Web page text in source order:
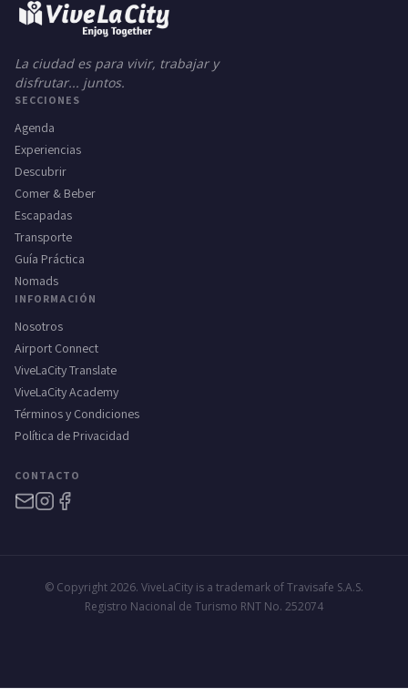
La ciudad es para vivir, trabajar y
disfrutar... juntos.
SECCIONES
Agenda
Experiencias
Descubrir
Comer & Beber
Escapadas
Transporte
Guía Práctica
Nomads
INFORMACIÓN
Nosotros
Airport Connect
ViveLaCity Translate
ViveLaCity Academy
Términos y Condiciones
Política de Privacidad
CONTACTO
© Copyright 2026. ViveLaCity is a trademark of Travisafe S.A.S.
Registro Nacional de Turismo RNT No. 252074